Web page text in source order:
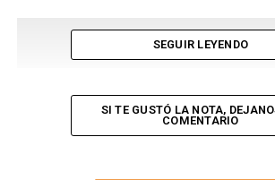
SEGUIR LEYENDO
SI TE GUSTÓ LA NOTA,
COMENTARIO